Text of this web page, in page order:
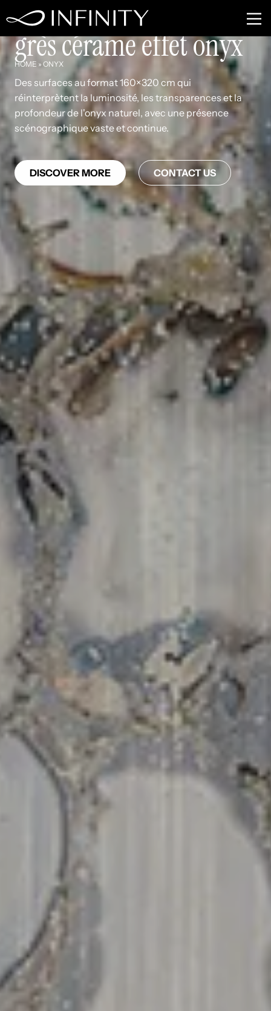
HOME » ONYX
Grandes plaques en
grès cérame effet onyx
Des surfaces au format 160×320 cm qui
réinterprètent la luminosité, les transparences et la
profondeur de l'onyx naturel, avec une présence
scénographique vaste et continue.
DISCOVER MORE CONTACT US